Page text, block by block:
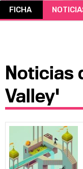
FICHA
Noticias
Valley'